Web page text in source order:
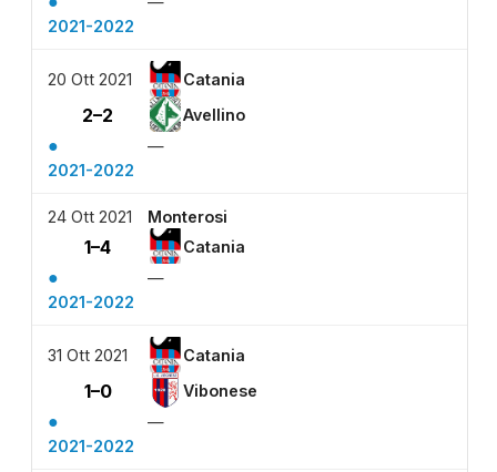
2021-2022
20 Ott 2021 Catania
2–2 Avellino
●
—
2021-2022
24 Ott 2021 Monterosi
1–4 Catania
●
—
2021-2022
31 Ott 2021 Catania
1–0 Vibonese
●
—
2021-2022